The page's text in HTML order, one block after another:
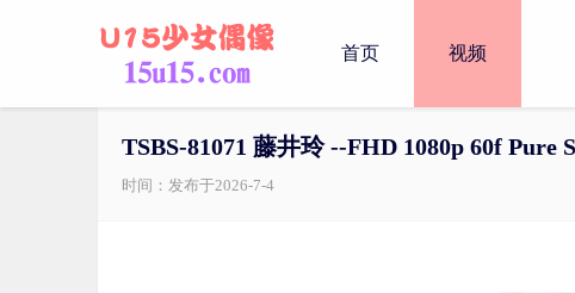
首页 视频
TSBS-81071 藤井玲 --FHD 1080p 60f
时间：发布于2026-7-4